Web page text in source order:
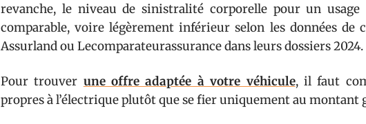
revanche, le niveau de sinistralité corporelle pour un
comparable, voire légèrement inférieur selon les données de
Assurland ou Lecomparateurassurance dans leurs dossiers 2024.
Pour trouver une offre adaptée à votre véhicule, il faut
propres à l’électrique plutôt que se fier uniquement au montant